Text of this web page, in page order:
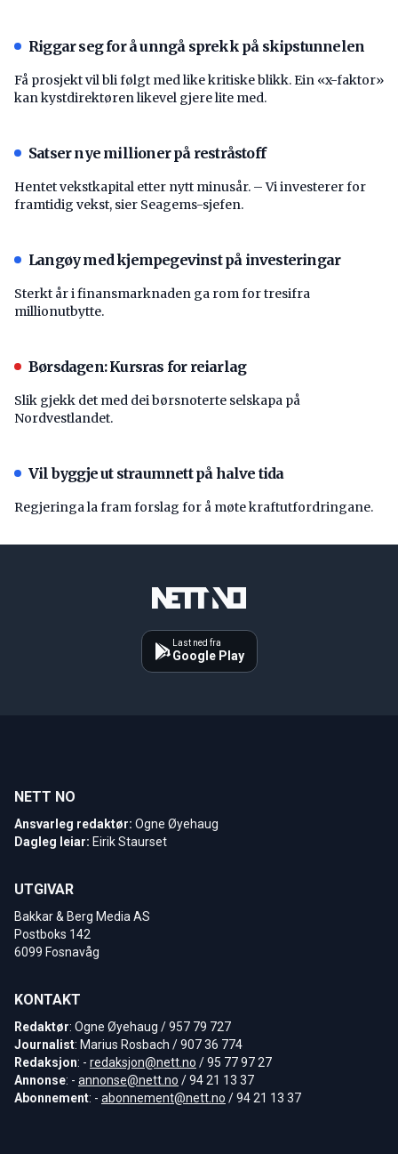
Riggar seg for å unngå sprekk på skipstunnelen
Få prosjekt vil bli følgt med like kritiske blikk. Ein «x-faktor»
kan kystdirektøren likevel gjere lite med.
Satser nye millioner på restråstoff
Hentet vekstkapital etter nytt minusår. – Vi investerer for
framtidig vekst, sier Seagems-sjefen.
Langøy med kjempegevinst på investeringar
Sterkt år i finansmarknaden ga rom for tresifra
millionutbytte.
Børsdagen: Kursras for reiarlag
Slik gjekk det med dei børsnoterte selskapa på
Nordvestlandet.
Vil byggje ut straumnett på halve tida
Regjeringa la fram forslag for å møte kraftutfordringane.
Last ned fra
Google Play
NETT NO
Ansvarleg redaktør: Ogne Øyehaug
Dagleg leiar: Eirik Staurset
UTGIVAR
Bakkar & Berg Media AS
Postboks 142
6099 Fosnavåg
KONTAKT
Redaktør: Ogne Øyehaug / 957 79 727
Journalist: Marius Rosbach / 907 36 774
Redaksjon: - redaksjon@nett.no / 95 77 97 27
Annonse: - annonse@nett.no / 94 21 13 37
Abonnement: - abonnement@nett.no / 94 21 13 37